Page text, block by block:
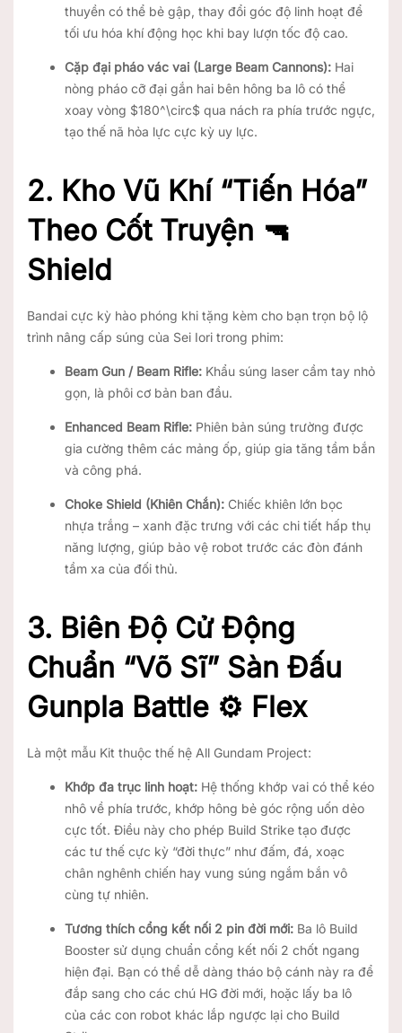
thuyền có thể bẻ gập, thay đổi góc độ linh hoạt để
tối ưu hóa khí động học khi bay lượn tốc độ cao.
Cặp đại pháo vác vai (Large Beam Cannons): Hai
nòng pháo cỡ đại gắn hai bên hông ba lô có thể
xoay vòng $180^\circ$ qua nách ra phía trước ngực,
tạo thế nã hỏa lực cực kỳ uy lực.
2. Kho Vũ Khí “Tiến Hóa”
Theo Cốt Truyện 🔫
Shield
Bandai cực kỳ hào phóng khi tặng kèm cho bạn trọn bộ lộ
trình nâng cấp súng của Sei Iori trong phim:
Beam Gun / Beam Rifle: Khẩu súng laser cầm tay nhỏ
gọn, là phôi cơ bản ban đầu.
Enhanced Beam Rifle: Phiên bản súng trường được
gia cường thêm các mảng ốp, giúp gia tăng tầm bắn
và công phá.
Choke Shield (Khiên Chắn): Chiếc khiên lớn bọc
nhựa trắng – xanh đặc trưng với các chi tiết hấp thụ
năng lượng, giúp bảo vệ robot trước các đòn đánh
tầm xa của đối thủ.
3. Biên Độ Cử Động
Chuẩn “Võ Sĩ” Sàn Đấu
Gunpla Battle ⚙️ Flex
Là một mẫu Kit thuộc thế hệ All Gundam Project:
Khớp đa trục linh hoạt: Hệ thống khớp vai có thể kéo
nhô về phía trước, khớp hông bẻ góc rộng uốn dẻo
cực tốt. Điều này cho phép Build Strike tạo được
các tư thế cực kỳ “đời thực” như đấm, đá, xoạc
chân nghênh chiến hay vung súng ngắm bắn vô
cùng tự nhiên.
Tương thích cổng kết nối 2 pin đời mới: Ba lô Build
Booster sử dụng chuẩn cổng kết nối 2 chốt ngang
hiện đại. Bạn có thể dễ dàng tháo bộ cánh này ra để
đắp sang cho các chú HG đời mới, hoặc lấy ba lô
của các con robot khác lắp ngược lại cho Build